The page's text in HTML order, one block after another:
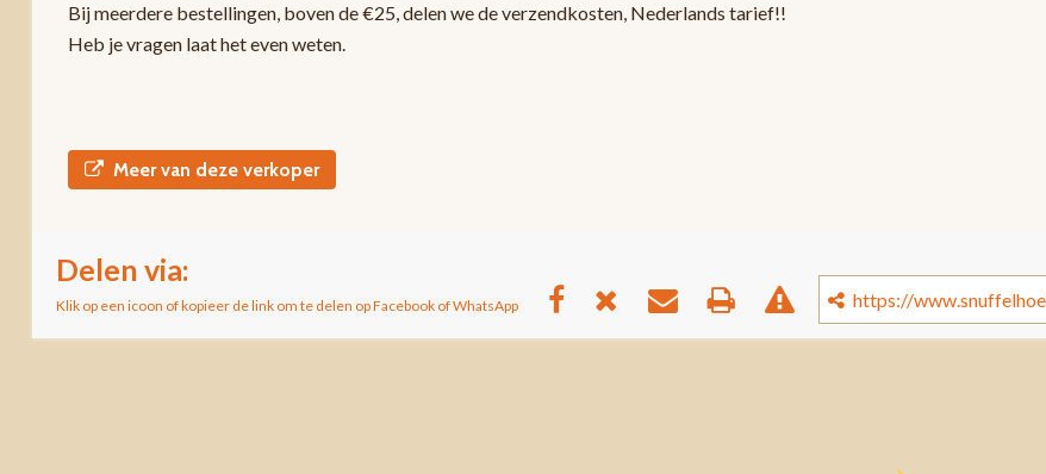
Bij meerdere bestellingen, boven de €25, delen we de verzendkosten, Nederlands tarief!!
Heb je vragen laat het even weten.
Meer van deze verkoper
Delen via:
Klik op een icoon of kopieer de link om te delen op Facebook of WhatsApp